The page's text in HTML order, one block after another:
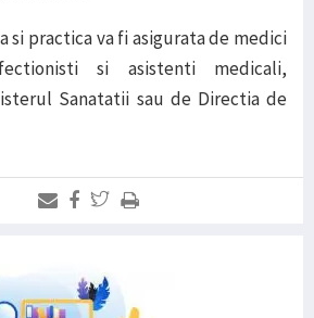
si practica va fi asigurata de medici
si asistenti medicali,
Sanatatii sau de Directia de